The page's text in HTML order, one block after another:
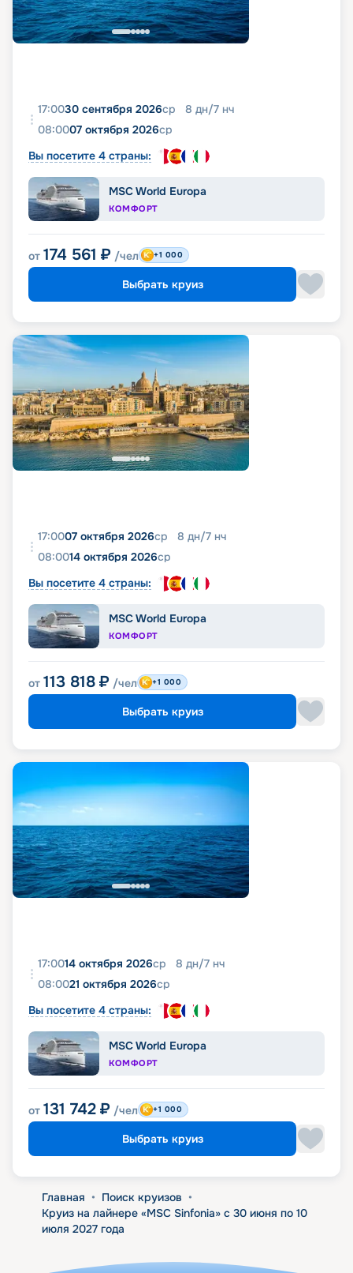
17:0030 сентября 2026ср 8 дн/7 нч
08:0007 октября 2026ср
Вы посетите 4 страны:
MSC World Europa
КОМФОРТ
от 174 561 ₽ /чел +1 000
Выбрать круиз
17:0007 октября 2026ср 8 дн/7 нч
08:0014 октября 2026ср
Вы посетите 4 страны:
MSC World Europa
КОМФОРТ
от 113 818 ₽ /чел +1 000
Выбрать круиз
17:0014 октября 2026ср 8 дн/7 нч
08:0021 октября 2026ср
Вы посетите 4 страны:
MSC World Europa
КОМФОРТ
от 131 742 ₽ /чел +1 000
Выбрать круиз
Главная • Поиск круизов •
Круиз на лайнере «MSC Sinfonia» с 30 июня по 10
июля 2027 года